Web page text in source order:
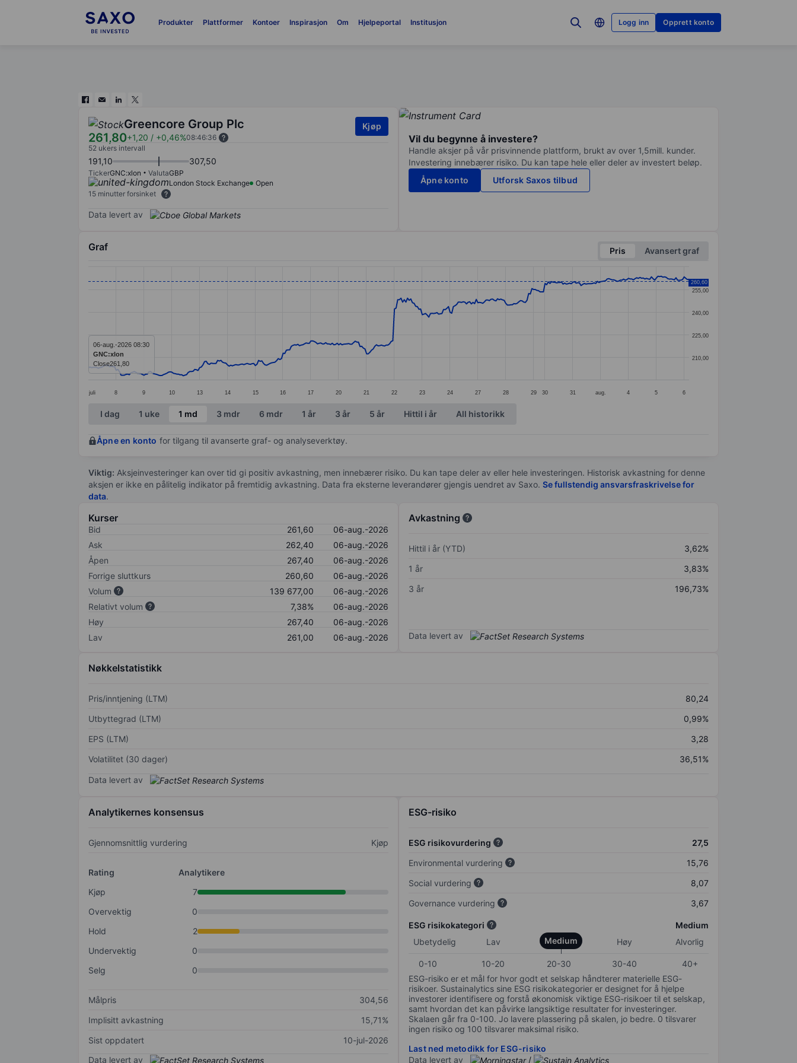
Produkter Plattformer Kontoer Inspirasjon Om Hjelpeportal Institusjon Logg inn Opprett konto
Greencore Group Plc
261,80+1,20 / +0,46%08:46:36
Kjøp
52 ukers intervall
191,10 307,50
TickerGNC:xlon ValutaGBP
London Stock Exchange
Open
15 minutter forsinket
Data levert av
Vil du begynne å investere?
Handle aksjer på vår prisvinnende plattform, brukt av over 1,5mill. kunder.
Investering innebærer risiko. Du kan tape hele eller deler av investert beløp.
Åpne konto
Utforsk Saxos tilbud
Graf Pris
Avansert graf
The chart has 1 Y axis displaying values. Data ranges from 197.6 to 263.8.
juli 8 9 10 13 14 15 16 17 20 21 22 23 24 27 28 29 30 31 aug. 4 5 6
210,00
225,00
240,00
255,00
260,60
06-aug.-2026 08:30
GNC:xlon
Close261,80
End of interactive chart.
I dag 1 uke 1 md 3 mdr 6 mdr 1 år 3 år 5 år Hittil i år All historikk
Åpne en konto for tilgang til avanserte graf- og analyseverktøy.
Viktig: Aksjeinvesteringer kan over tid gi positiv avkastning, men innebærer risiko. Du kan tape deler av eller hele investeringen. Historisk avkastning for denne
aksjen er ikke en pålitelig indikator på fremtidig avkastning. Data fra eksterne leverandører gjengis uendret av Saxo. Se fullstendig ansvarsfraskrivelse for
data.
Kurser
Bid 261,60
06-aug.-2026
Ask
262,40
06-aug.-2026
Åpen
267,40
06-aug.-2026
Forrige sluttkurs
260,60
06-aug.-2026
Volum
139 677,00
06-aug.-2026
Relativt volum
7,38%
06-aug.-2026
Høy
267,40
06-aug.-2026
Lav
261,00 06-aug.-2026
Avkastning
Hittil i år (YTD)
3,62%
1 år
3,83%
3 år
196,73%
Data levert av
Nøkkelstatistikk
Pris/inntjening (LTM)
80,24
Utbyttegrad (LTM)
0,99%
EPS (LTM)
3,28
Volatilitet (30 dager)
36,51%
Data levert av
Analytikernes konsensus
Gjennomsnittlig vurdering Kjøp
Rating
Analytikere
Kjøp
7
Overvektig
0
Hold
2
Undervektig
0
Selg
0
Målpris
304,56
Implisitt avkastning
15,71%
Sist oppdatert
10-jul-2026
Data levert av
ESG-risiko
ESG risikovurdering
27,5
Environmental vurdering
15,76
Social vurdering
8,07
Governance vurdering
3,67
ESG risikokategori
Medium
Ubetydelig
Lav Medium Høy Alvorlig
0-10 10-20 20-30 30-40
40+
ESG-risiko er et mål for hvor godt et selskap håndterer materielle ESG-
risikoer. Sustainalytics sine ESG risikokategorier er designet for å hjelpe
investorer identifisere og forstå økonomisk viktige ESG-risikoer til et selskap,
samt hvordan det kan påvirke langsiktige resultater for investeringer.
Skalaen går fra 0-100. Jo lavere plassering på skalen, jo bedre. 0 tilsvarer
ingen risiko og 100 tilsvarer maksimal risiko.
Last ned metodikk for ESG-risiko
Data levert av
/